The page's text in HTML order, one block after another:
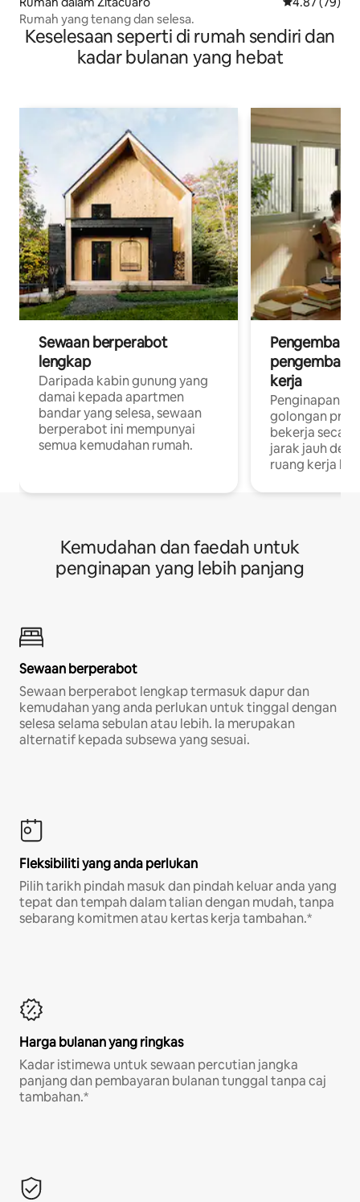
Rumah yang tenang dan selesa.
Keselesaan seperti di rumah sendiri dan
kadar bulanan yang hebat
Sewaan berperabot
lengkap
Daripada kabin gunung yang
damai kepada apartmen
bandar yang selesa, sewaan
berperabot ini mempunyai
semua kemudahan rumah.
Pengembara
pengembara
kerja
Penginapan
golongan
bekerja
jarak jauh
ruang kerja
Kemudahan dan faedah untuk
penginapan yang lebih panjang
Sewaan berperabot
Sewaan berperabot lengkap termasuk dapur dan
kemudahan yang anda perlukan untuk tinggal dengan
selesa selama sebulan atau lebih. Ia merupakan
alternatif kepada subsewa yang sesuai.
Fleksibiliti yang anda perlukan
Pilih tarikh pindah masuk dan pindah keluar anda yang
tepat dan tempah dalam talian dengan mudah, tanpa
sebarang komitmen atau kertas kerja tambahan.*
Harga bulanan yang ringkas
Kadar istimewa untuk sewaan percutian jangka
panjang dan pembayaran bulanan tunggal tanpa caj
tambahan.*